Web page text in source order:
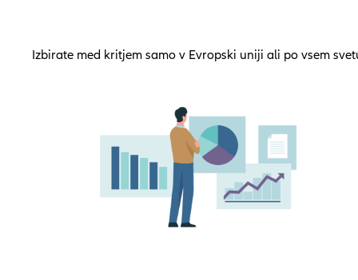
Izbirate med kritjem samo v Evropski uniji ali po vsem